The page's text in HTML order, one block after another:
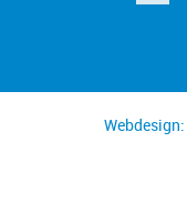
Webdesign: